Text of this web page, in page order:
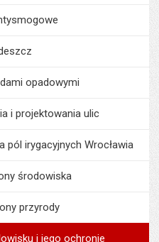
opadowymi
i projektowania ulic
pól irygacyjnych Wrocławia
środowiska
przyrody
i jego ochronie